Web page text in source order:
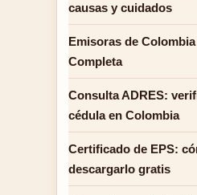
causas y cuidados
Emisoras de
Completa
Consulta ADRES:
cédula en Colombia
Certificado de EPS:
descargarlo gratis